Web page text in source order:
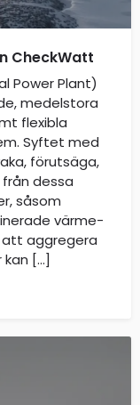
CheckWatt
Power Plant)
medelstora
flexibla
Syftet med
förutsäga,
dessa
såsom
värme-
att aggregera
[…]